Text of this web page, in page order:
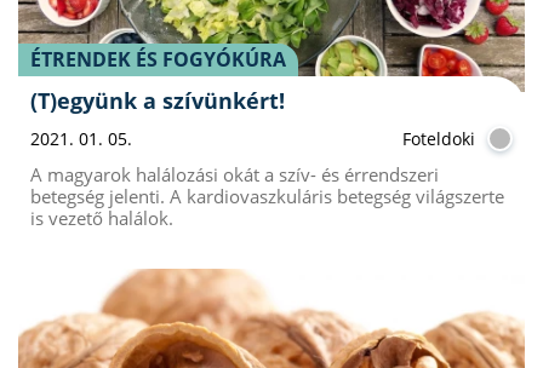
ÉTRENDEK ÉS FOGYÓKÚRA
(T)együnk a szívünkért!
2021. 01. 05. Foteldoki
A magyarok halálozási okát a szív- és érrendszeri
betegség jelenti. A kardiovaszkuláris betegség világszerte
is vezető halálok.